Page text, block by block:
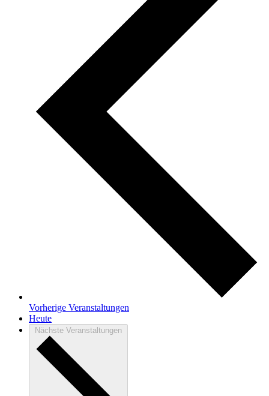
Vorherige Veranstaltungen
Heute
Nächste Veranstaltungen